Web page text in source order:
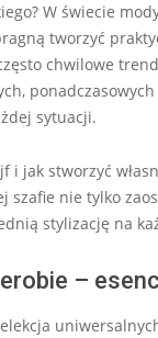
W świecie
tworzyć
chwilowe
sytuacji.
i jak stworzyć
nie tylko
stylizację na
–